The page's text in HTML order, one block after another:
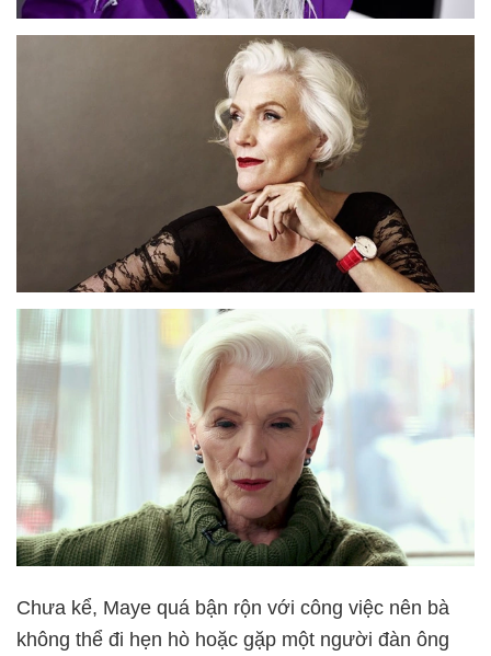
Chưa kể, Maye quá bận rộn với công việc nên bà
không thể đi hẹn hò hoặc gặp một người đàn ông